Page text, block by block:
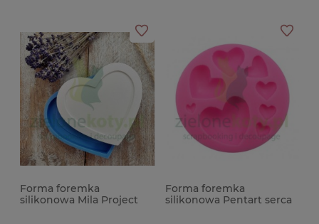
Forma foremka
silikonowa Mila Project
Forma foremka
silikonowa Pentart serca